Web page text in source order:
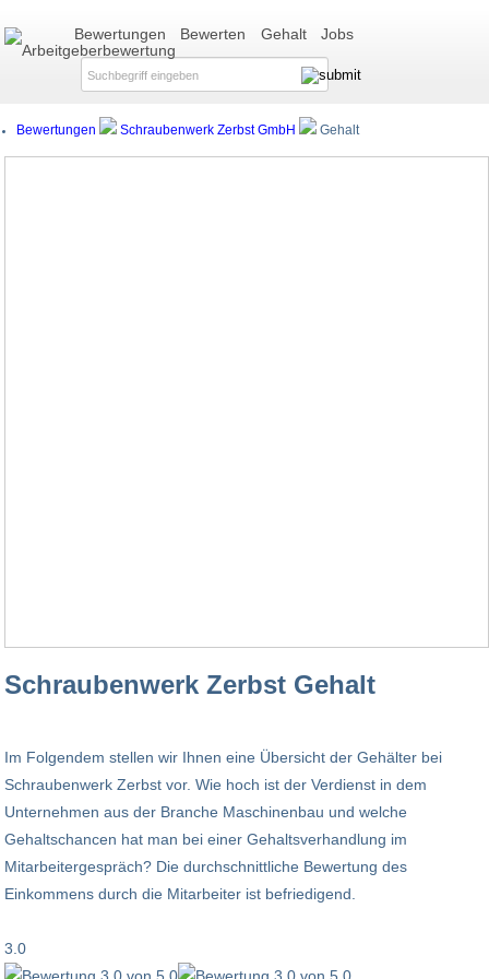
Bewertungen Bewerten Gehalt Jobs
Bewertungen Schraubenwerk Zerbst GmbH Gehalt
Schraubenwerk Zerbst Gehalt
Im Folgendem stellen wir Ihnen eine Übersicht der Gehälter bei
Schraubenwerk Zerbst vor. Wie hoch ist der Verdienst in dem
Unternehmen aus der Branche Maschinenbau und welche
Gehaltschancen hat man bei einer Gehaltsverhandlung im
Mitarbeitergespräch? Die durchschnittliche Bewertung des
Einkommens durch die Mitarbeiter ist befriedigend.
3.0